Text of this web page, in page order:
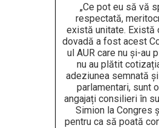
„Ce pot eu să vă
respectată,
există unitate. Există
dovadă a fost acest
ul AUR care nu și-au
nu au plătit
adeziunea semnată
parlamentari, sunt
angajați consilieri în
Simion la Congres
pentru ca să poată